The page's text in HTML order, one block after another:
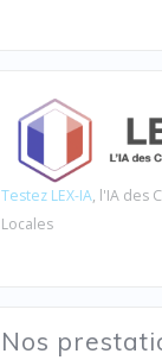
Testez LEX-IA, l'IA des
Locales
Nos